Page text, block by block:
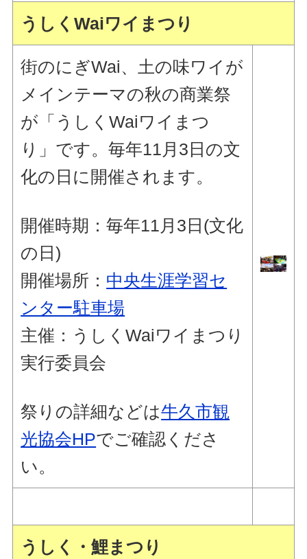
うしくWaiワイまつり
街のにぎWai、土の味ワイが
メインテーマの秋の商業祭
が「うしくWaiワイまつ
り」です。毎年11月3日の文
化の日に開催されます。
開催時期：毎年11月3日(文化
の日)
開催場所： 中央生涯学習セ
ンター駐車場
主催：うしくWaiワイまつり
実行委員会
祭りの詳細などは牛久市観
光協会HPでご確認くださ
い。
うしく・鯉まつり